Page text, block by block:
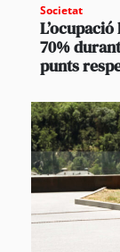
Societat
70%
punts